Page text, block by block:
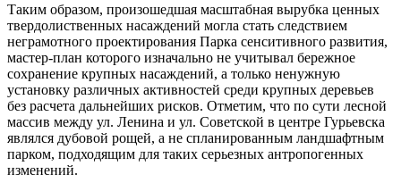
Таким образом, произошедшая масштабная вырубка ценных
твердолиственных насаждений могла стать следствием
неграмотного проектирования Парка сенситивного развития,
мастер-план которого изначально не учитывал бережное
сохранение крупных насаждений, а только ненужную
установку различных активностей среди крупных деревьев
без расчета дальнейших рисков. Отметим, что по сути лесной
массив между ул. Ленина и ул. Советской в центре Гурьевска
являлся дубовой рощей, а не спланированным ландшафтным
парком, подходящим для таких серьезных антропогенных
изменений.